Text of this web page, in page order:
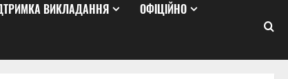
ВИКЛАДАННЯ ОФІЦІЙНО